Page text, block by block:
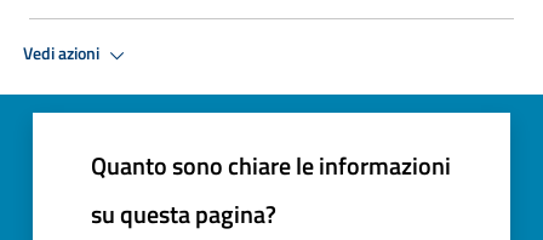
Vedi azioni
Quanto sono chiare le informazioni
su questa pagina?